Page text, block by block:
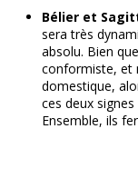
Bélier et
sera très
absolu. Bien
conformiste, et
domestique,
ces deux signes
Ensemble, ils